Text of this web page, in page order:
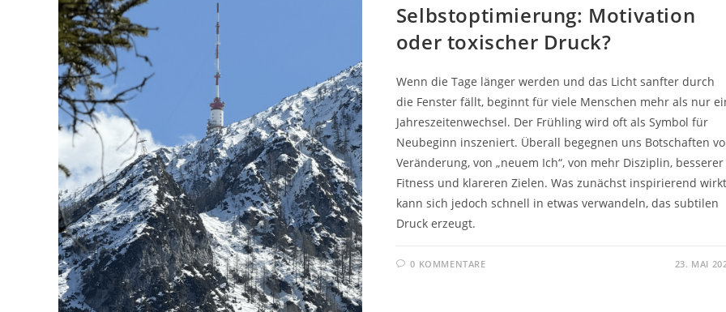
Selbstoptimierung: Motivation
oder toxischer Druck?
Wenn die Tage länger werden und das Licht sanfter durch
die Fenster fällt, beginnt für viele Menschen mehr als nur
Jahreszeitenwechsel. Der Frühling wird oft als Symbol für
Neubeginn inszeniert. Überall begegnen uns Botschaften
Veränderung, von „neuem Ich“, von mehr Disziplin, besserer
Fitness und klareren Zielen. Was zunächst inspirierend
kann sich jedoch schnell in etwas verwandeln, das subtilen
Druck erzeugt.
0 KOMMENTARE 23. MAI